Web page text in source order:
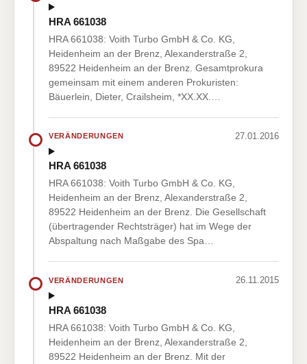
HRA 661038
HRA 661038: Voith Turbo GmbH & Co. KG,
Heidenheim an der Brenz, Alexanderstraße 2,
89522 Heidenheim an der Brenz. Gesamtprokura
gemeinsam mit einem anderen Prokuristen:
Bäuerlein, Dieter, Crailsheim, *XX.XX.…
VERÄNDERUNGEN 27.01.2016
HRA 661038
HRA 661038: Voith Turbo GmbH & Co. KG,
Heidenheim an der Brenz, Alexanderstraße 2,
89522 Heidenheim an der Brenz. Die Gesellschaft
(übertragender Rechtsträger) hat im Wege der
Abspaltung nach Maßgabe des Spa…
VERÄNDERUNGEN 26.11.2015
HRA 661038
HRA 661038: Voith Turbo GmbH & Co. KG,
Heidenheim an der Brenz, Alexanderstraße 2,
89522 Heidenheim an der Brenz. Mit der